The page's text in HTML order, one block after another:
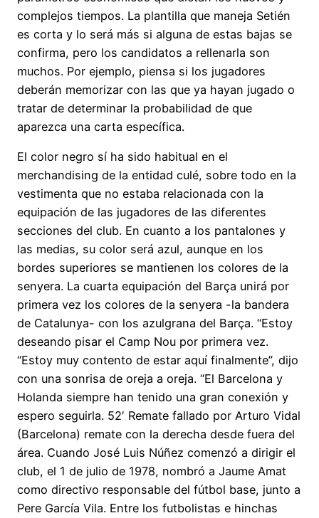
complejos tiempos. La plantilla que maneja Setién
es corta y lo será más si alguna de estas bajas se
confirma, pero los candidatos a rellenarla son
muchos. Por ejemplo, piensa si los jugadores
deberán memorizar con las que ya hayan jugado o
tratar de determinar la probabilidad de que
aparezca una carta específica.
El color negro sí ha sido habitual en el
merchandising de la entidad culé, sobre todo en la
vestimenta que no estaba relacionada con la
equipación de las jugadores de las diferentes
secciones del club. En cuanto a los pantalones y
las medias, su color será azul, aunque en los
bordes superiores se mantienen los colores de la
senyera. La cuarta equipación del Barça unirá por
primera vez los colores de la senyera -la bandera
de Catalunya- con los azulgrana del Barça. “Estoy
deseando pisar el Camp Nou por primera vez.
“Estoy muy contento de estar aquí finalmente”, dijo
con una sonrisa de oreja a oreja. “El Barcelona y
Holanda siempre han tenido una gran conexión y
espero seguirla. 52′ Remate fallado por Arturo Vidal
(Barcelona) remate con la derecha desde fuera del
área. Cuando José Luis Núñez comenzó a dirigir el
club, el 1 de julio de 1978, nombró a Jaume Amat
como directivo responsable del fútbol base, junto a
Pere García Vila. Entre los futbolistas e hinchas